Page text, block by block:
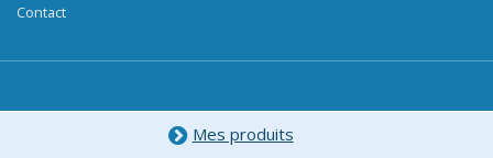
Contact
Mes produits